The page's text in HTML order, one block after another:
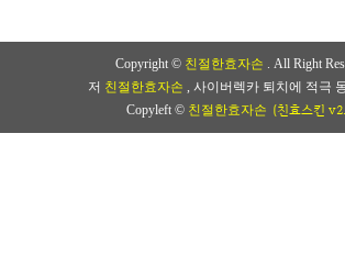
Copyright © 친절한효자손 . All Right
저 친절한효자손 , 사이버렉카 퇴치에 적극
Copyleft © 친절한효자손 (친효스킨